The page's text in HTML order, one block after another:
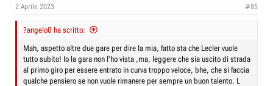
2 Aprile 2023 #85
?angelo0 ha scritto:
Mah, aspetto altre due gare per dire la mia, fatto sta che Lecler vuole
tutto subito! Io la gara non l'ho vista ,ma, leggere che sia uscito di strada
al primo giro per essere entrato in curva troppo veloce, bhe, che si faccia
qualche pensiero se non vuole rimanere per sempre un buon talento. L